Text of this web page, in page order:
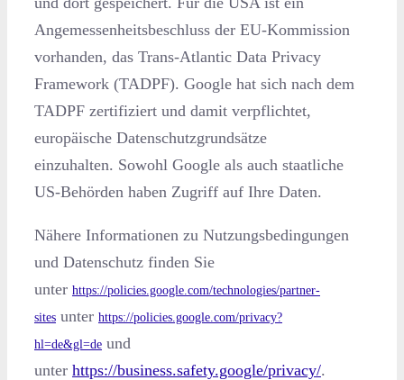
Angemessenheitsbeschluss der EU-Kommission
vorhanden, das Trans-Atlantic Data Privacy
Framework (TADPF). Google hat sich nach dem
TADPF zertifiziert und damit verpflichtet,
europäische Datenschutzgrundsätze
einzuhalten. Sowohl Google als auch staatliche
US-Behörden haben Zugriff auf Ihre Daten.
Nähere Informationen zu Nutzungsbedingungen
und Datenschutz finden Sie
unter https://policies.google.com/technologies/partner-
sitesunter https://policies.google.com/privacy?
hl=de&gl=deund
unter https://business.safety.google/privacy/.